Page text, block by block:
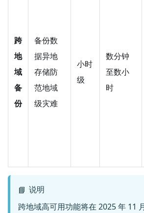
跨
地
域
备
份
备份数
据异地
存储防
范地域
级灾难
小时
级
数分钟
至数小
时
📘 说明
跨地域高可用功能将在 2025 年 11